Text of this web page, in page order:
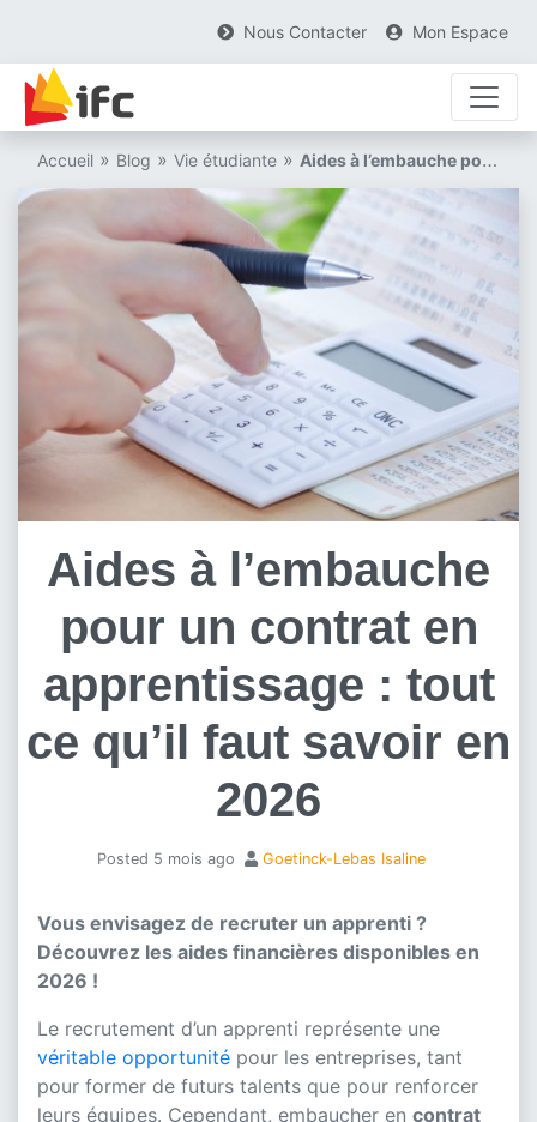
Aller au contenu principal
Skip to footer content
Nous Contacter Mon Espace
Accueil » Blog » Vie étudiante » Aides à l’embauche pour un contrat en apprentissage : tout ce qu’il faut savoir en 2026
Aides à l’embauche
pour un contrat en
apprentissage : tout
ce qu’il faut savoir en
2026
Posted 5 mois ago Goetinck-Lebas Isaline
Vous envisagez de recruter un apprenti ?
Découvrez les aides financières disponibles en
2026 !
Le recrutement d’un apprenti représente une
véritable opportunité pour les entreprises, tant
pour former de futurs talents que pour renforcer
leurs équipes. Cependant, embaucher en contrat